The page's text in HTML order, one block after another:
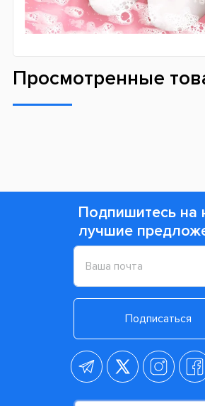
Просмотренные
Подпишитесь на
лучшие
Подписаться